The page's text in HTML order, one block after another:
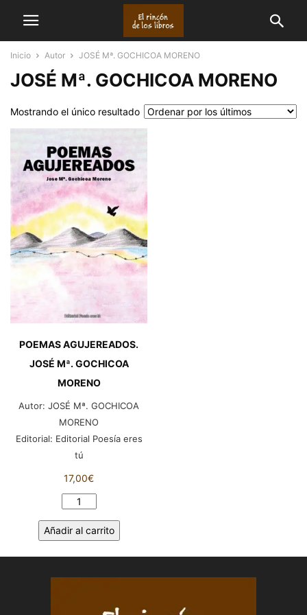
Inicio Autor JOSÉ Mª. GOCHICOA MORENO
JOSÉ Mª. GOCHICOA MORENO
Mostrando el único resultado
POEMAS AGUJEREADOS.
JOSÉ Mª. GOCHICOA
MORENO
Autor: JOSÉ Mª. GOCHICOA
MORENO
Editorial: Editorial Poesía eres
tú
17,00€
POEMAS
JOSÉ
Añadir al carrito